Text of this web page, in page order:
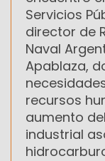
Servicios
director de
Naval
Apablaza,
recursos
aumento
industrial